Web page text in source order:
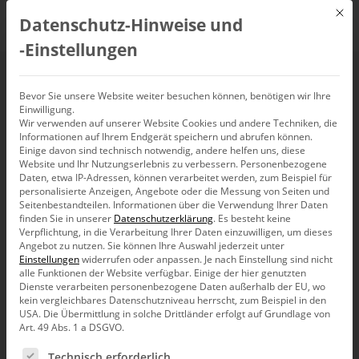
Meet the Experts –
DeltaMaster
(24.03.2021)
24. März 2021, 14:00–16:00Uhr
Mit
Datenschutz-Hinweise und
‑Einstellungen
Bevor Sie unsere Website weiter besuchen können, benötigen wir Ihre
Einwilligung.
Wir verwenden auf unserer Website Cookies und andere Techniken, die
Informationen auf Ihrem Endgerät speichern und abrufen können.
Einige davon sind technisch notwendig, andere helfen uns, diese
Website und Ihr Nutzungserlebnis zu verbessern. Personenbezogene
Daten, etwa IP-Adressen, können verarbeitet werden, zum Beispiel für
personalisierte Anzeigen, Angebote oder die Messung von Seiten und
Seitenbestandteilen. Informationen über die Verwendung Ihrer Daten
finden Sie in unserer Datenschutzerklärung. Es besteht keine
Verpflichtung, in die Verarbeitung Ihrer Daten einzuwilligen, um dieses
Angebot zu nutzen.Sie können Ihre Auswahl jederzeit unter
Einstellungenwiderrufen oder anpassen. Je nach Einstellung sind nicht
alle Funktionen der Website verfügbar. Einige der hier genutzten
Dienste verarbeiten personenbezogene Daten außerhalb der EU, wo
kein vergleichbares Datenschutzniveau herrscht, zum Beispiel in den
USA. Die Übermittlung in solche Drittländer erfolgt auf Grundlage von
Art. 49 Abs. 1 a DSGVO.
Es folgt eine Liste der Service-Gruppen, für die eine